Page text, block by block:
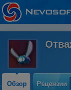
Обзор Рецензии